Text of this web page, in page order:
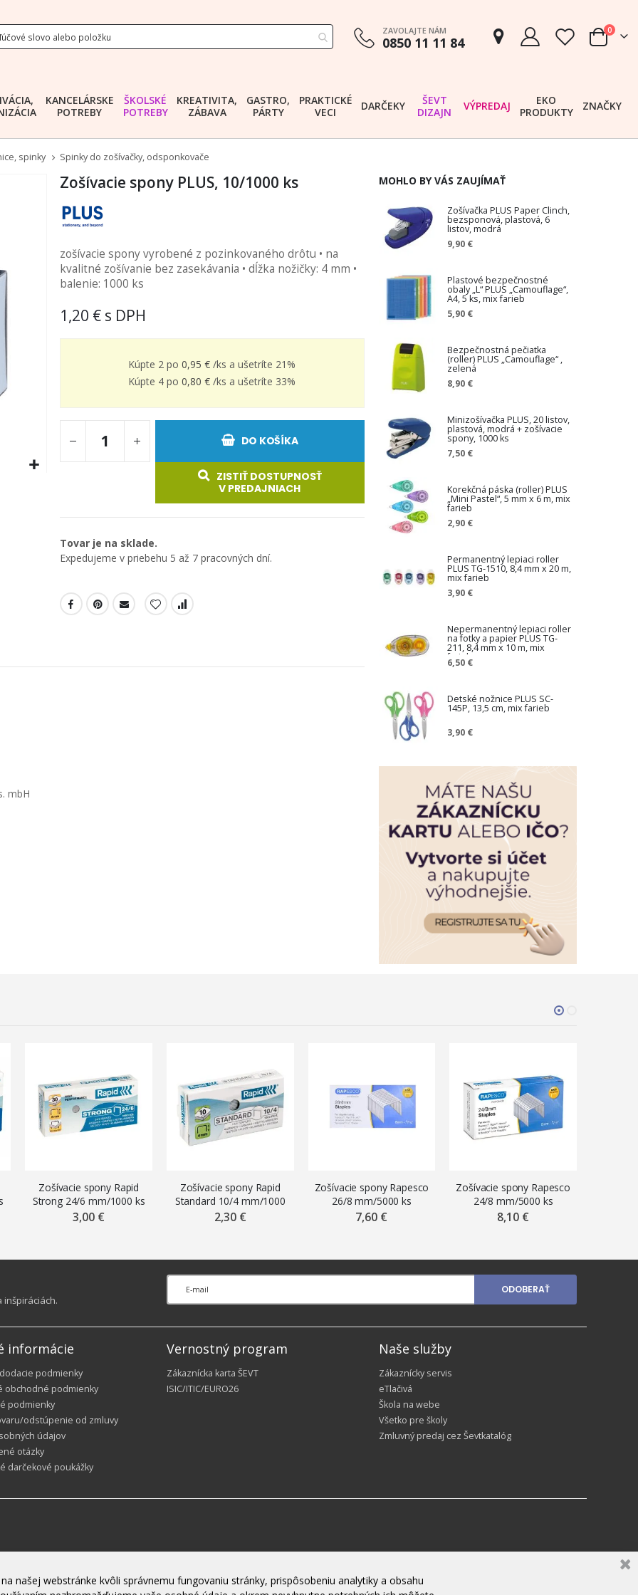
ZAVOLAJTE NÁM
0850 11 11 84 Cart
0
KANCELÁRSKE
POTREBY
ŠKOLSKÉ
POTREBY
KREATIVITA,
ZÁBAVA
GASTRO,
PÁRTY
PRAKTICKÉ
VECI
DARČEKY
ŠEVT
DIZAJN
VÝPREDAJ
EKO
PRODUKTY
ZNAČKY
spinky Spinky do zošívačky, odsponkovače
Zošívacie spony PLUS, 10/1000 ks
zošívacie spony vyrobené z pozinkovaného drôtu • na
kvalitné zošívanie bez zasekávania • dĺžka nožičky: 4 mm •
balenie: 1000 ks
1,20 €
Kúpte 2 po0,95 € /ks aušetríte 21 %
Kúpte 4 po0,80 € /ks aušetríte 33%
DO KOŠÍKA
ZISTIŤ DOSTUPNOSŤ
V PREDAJNIACH
Tovar je na sklade.
Expedujeme v priebehu 5 až 7 pracovných dní.
mbH
MOHLO BY VÁS ZAUJÍMAŤ
Zošívačka PLUS Paper Clinch,
bezsponová, plastová, 6
listov, modrá
9,90 €
Plastové bezpečnostné
obaly „L“ PLUS „Camouflage“,
A4, 5 ks, mix farieb
5,90 €
Bezpečnostná pečiatka
(roller) PLUS „Camouflage“ ,
zelená
8,90 €
Minizošívačka PLUS, 20 listov,
plastová, modrá + zošívacie
spony, 1000 ks
7,50 €
Korekčná páska (roller) PLUS
„Mini Pastel“, 5 mm x 6 m, mix
farieb
2,90 €
Permanentný lepiaci roller
PLUS TG-1510, 8,4 mm x 20 m,
mix farieb
3,90 €
Nepermanentný lepiaci roller
na fotky a papier PLUS TG-
211, 8,4 mm x 10 m, mix
farieb
6,50 €
Detské nožnice PLUS SC-
145P, 13,5 cm, mix farieb
3,90 €
Zošívacie spony Rapid
Strong 24/6 mm/1000 ks
3,00 €
Zošívacie spony Rapid
Standard 10/4 mm/1000
ks
2,30 €
Zošívacie spony Rapesco
26/8 mm/5000 ks
7,60 €
Zošívacie spony Rapesco
24/8 mm/5000 ks
8,10 €
ODOBERAŤ
informácie
podmienky
obchodné podmienky
podmienky
odstúpenie od zmluvy
údajov
otázky
darčekové poukážky
Vernostný program
Zákaznícka karta ŠEVT
ISIC/ITIC/EURO26
Naše služby
Zákaznícky servis
eTlačivá
Škola na webe
Všetko pre školy
Zmluvný predaj cez Ševtkatalóg
našej webstránke kvôli správnemu fungovaniu stránky, prispôsobeniu analytiky a obsahu